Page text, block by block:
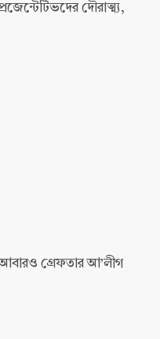
দৌরাত্ম্য,
গ্রেফতার আ’লীগ